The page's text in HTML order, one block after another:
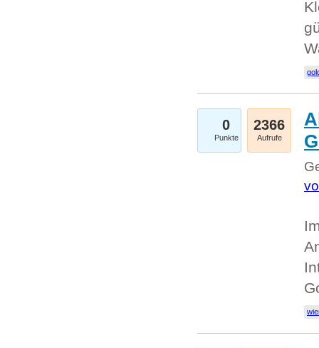
0
Punkte
2366
Aufrufe